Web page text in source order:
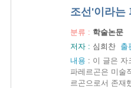
조선'이라는
분류 : 학술논문
저자 : 심희찬 출
내용 : 이 글은 자
파레르곤은 미술
르곤으로서 존재